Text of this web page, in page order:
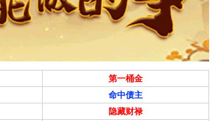
第一桶金
命中债主
隐藏财禄